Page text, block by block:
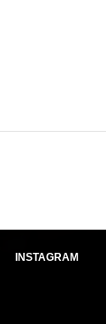
INSTAGRAM